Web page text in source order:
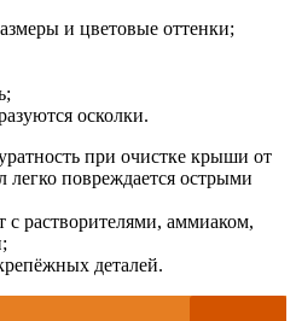
и цветовые оттенки;
осколки.
при очистке крыши от
легко повреждается острыми
с растворителями, аммиаком,
деталей.